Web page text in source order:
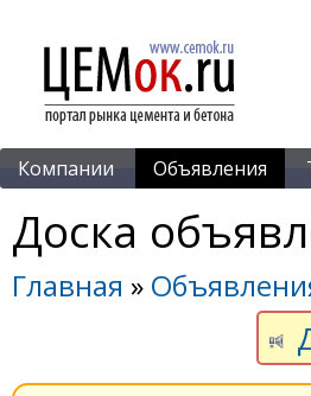
Компании Объявления
Доска
Главная »